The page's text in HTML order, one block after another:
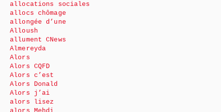
allocations sociales
allocs chômage
allongée d’une
Alloush
allument CNews
Almereyda
Alors
Alors CQFD
Alors c’est
Alors Donald
Alors j’ai
alors lisez